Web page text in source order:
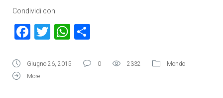
Condividi con
Facebook
TwitterWhatsApp
Giugno 26, 2015 0 2332
Mondo
More